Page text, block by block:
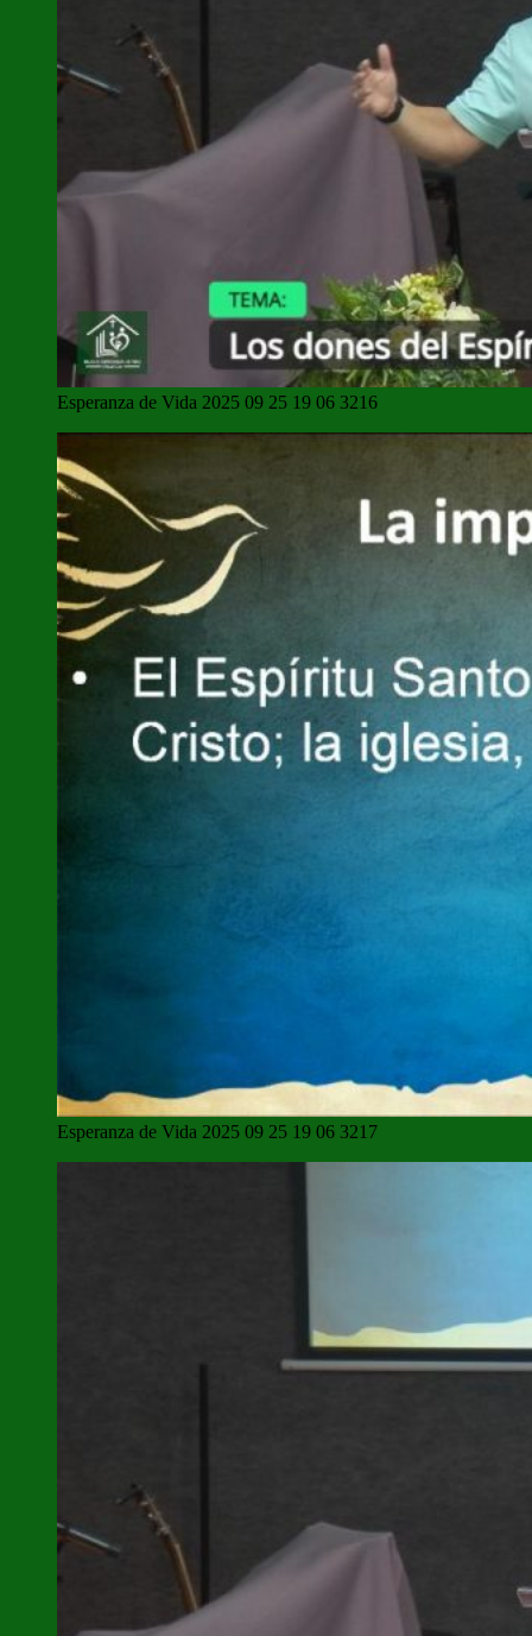
Esperanza de Vida 2025 09 25 19 06 3216
Esperanza de Vida 2025 09 25 19 06 3217